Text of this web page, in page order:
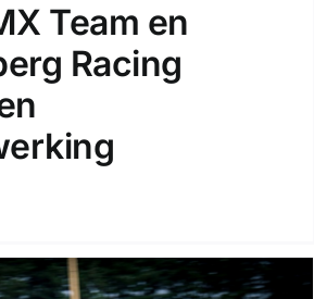
Team en
Racing